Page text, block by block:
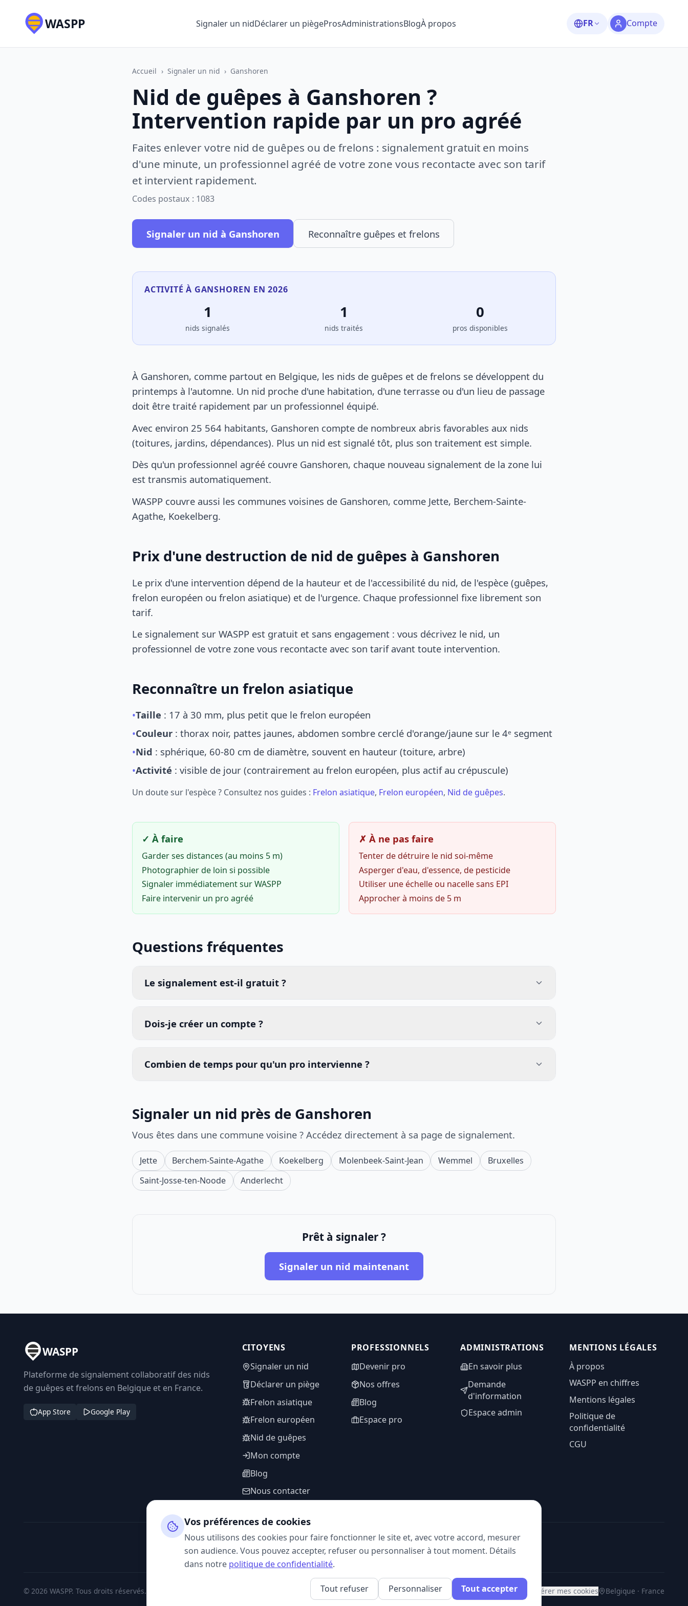
WASPP Signaler un nidDéclarer un piègeProsAdministrationsBlogÀ propos FR Compte
Accueil › Signaler un nid › Ganshoren
Nid de guêpes à Ganshoren ?
Intervention rapide par un pro agréé
Faites enlever votre nid de guêpes ou de frelons : signalement gratuit en moins
d'une minute, un professionnel agréé de votre zone vous recontacte avec son tarif
et intervient rapidement.
Codes postaux : 1083
Signaler un nid à Ganshoren Reconnaître guêpes et frelons
ACTIVITÉ À GANSHOREN EN 2026
1
nids signalés
1
nids traités
0
pros disponibles
À Ganshoren, comme partout en Belgique, les nids de guêpes et de frelons se développent du
printemps à l'automne. Un nid proche d'une habitation, d'une terrasse ou d'un lieu de passage
doit être traité rapidement par un professionnel équipé.
Avec environ 25 564 habitants, Ganshoren compte de nombreux abris favorables aux nids
(toitures, jardins, dépendances). Plus un nid est signalé tôt, plus son traitement est simple.
Dès qu'un professionnel agréé couvre Ganshoren, chaque nouveau signalement de la zone lui
est transmis automatiquement.
WASPP couvre aussi les communes voisines de Ganshoren, comme Jette, Berchem-Sainte-
Agathe, Koekelberg.
Prix d'une destruction de nid de guêpes à Ganshoren
Le prix d'une intervention dépend de la hauteur et de l'accessibilité du nid, de l'espèce (guêpes,
frelon européen ou frelon asiatique) et de l'urgence. Chaque professionnel fixe librement son
tarif.
Le signalement sur WASPP est gratuit et sans engagement : vous décrivez le nid, un
professionnel de votre zone vous recontacte avec son tarif avant toute intervention.
Reconnaître un frelon asiatique
•Taille : 17 à 30 mm, plus petit que le frelon européen
•Couleur : thorax noir, pattes jaunes, abdomen sombre cerclé d'orange/jaune sur le 4ᵉ segment
•Nid : sphérique, 60-80 cm de diamètre, souvent en hauteur (toiture, arbre)
•Activité : visible de jour (contrairement au frelon européen, plus actif au crépuscule)
Un doute sur l'espèce ? Consultez nos guides : Frelon asiatique, Frelon européen, Nid de guêpes.
✓ À faire
Garder ses distances (au moins 5 m)
Photographier de loin si possible
Signaler immédiatement sur WASPP
Faire intervenir un pro agréé
✗ À ne pas faire
Tenter de détruire le nid soi-même
Asperger d'eau, d'essence, de pesticide
Utiliser une échelle ou nacelle sans EPI
Approcher à moins de 5 m
Questions fréquentes
Le signalement est-il gratuit ?
Dois-je créer un compte ?
Combien de temps pour qu'un pro intervienne ?
Signaler un nid près de Ganshoren
Vous êtes dans une commune voisine ? Accédez directement à sa page de signalement.
Jette Berchem-Sainte-Agathe Koekelberg Molenbeek-Saint-Jean Wemmel
Bruxelles
Saint-Josse-ten-Noode
Anderlecht
Prêt à signaler ?
Signaler un nid maintenant
WASPP
Plateforme de signalement collaboratif des nids
de guêpes et frelons en Belgique et en France.
App Store Google Play
CITOYENS
Signaler un nid
Déclarer un piège
Frelon asiatique
Frelon européen
Nid de guêpes
Mon compte
Blog
Nous contacter
PROFESSIONNELS
Devenir pro
Nos offres
Blog
Espace pro
ADMINISTRATIONS
En savoir plus
Demande
d'information
Espace admin
MENTIONS LÉGALES
À propos
WASPP en chiffres
Mentions légales
Politique de
confidentialité
CGU
SUIVEZ-NOUS
© 2026 WASPP. Tous droits réservés. Gérer mes cookies Belgique · France
Vos préférences de cookies
Nous utilisons des cookies pour faire fonctionner le site et, avec votre accord, mesurer
son audience. Vous pouvez accepter, refuser ou personnaliser à tout moment. Détails
dans notre politique de confidentialité.
Tout refuser Personnaliser Tout accepter